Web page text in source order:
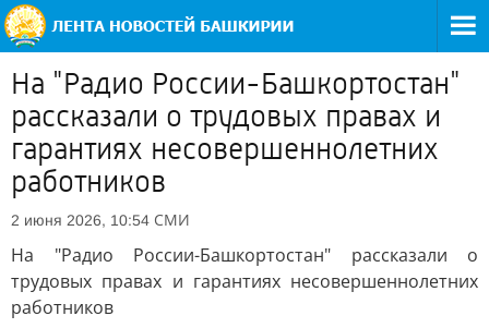
На "Радио России-Башкортостан"
рассказали о трудовых правах и
гарантиях несовершеннолетних
работников
2 июня 2026, 10:54 СМИ
На "Радио России-Башкортостан" рассказали о
трудовых правах и гарантиях несовершеннолетних
работников